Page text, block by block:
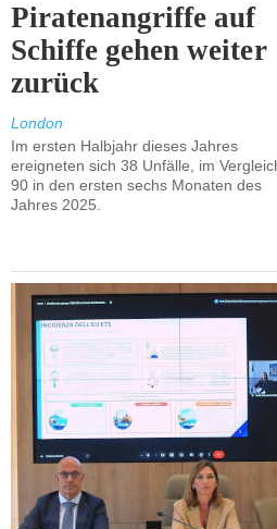
Piratenangriffe auf
Schiffe gehen weiter
zurück
London
Im ersten Halbjahr dieses Jahres
ereigneten sich 38 Unfälle, im
90 in den ersten sechs Monaten des
Jahres 2025.